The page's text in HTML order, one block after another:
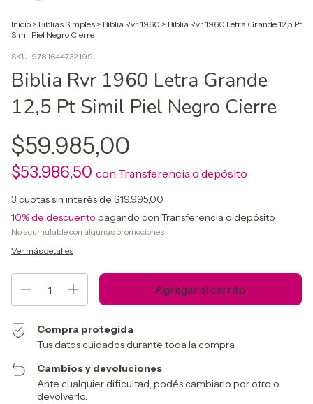
Inicio > Biblias Simples > Biblia Rvr 1960 > Biblia Rvr 1960 Letra Grande 12,5 Pt
Simil Piel Negro Cierre
SKU: 9781644732199
Biblia Rvr 1960 Letra Grande
12,5 Pt Simil Piel Negro Cierre
$59.985,00
$53.986,50 con Transferencia o depósito
3 cuotas sin interés de $19.995,00
10% de descuento pagando con Transferencia o depósito
No acumulable con algunas promociones
Ver más detalles
Compra protegida
Tus datos cuidados durante toda la compra.
Cambios y devoluciones
Ante cualquier dificultad, podés cambiarlo por otro o
devolverlo.